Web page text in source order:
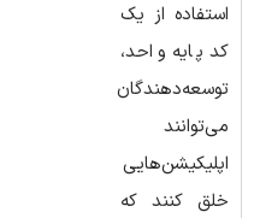
استفاده از یک
کد پایه واحد،
توسعه‌دهندگان
می‌توانند
اپلیکیشن‌هایی
خلق کنند که